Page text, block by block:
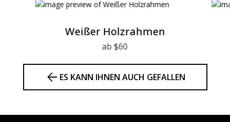
Weißer Holzrahmen
ab $60
ES KANN IHNEN AUCH GEFALLEN